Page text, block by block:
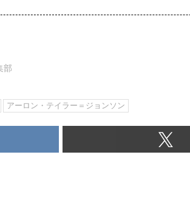
部
アーロン・テイラー＝ジョンソン